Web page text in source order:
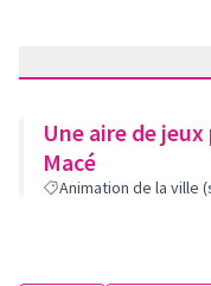
Une aire de
Macé
Animation de la ville